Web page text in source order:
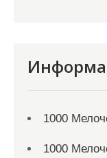
1000
1000